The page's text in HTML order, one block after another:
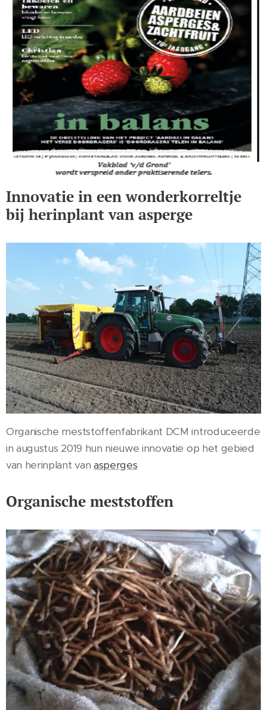
Innovatie in een wonderkorreltje
bij herinplant van asperge
Organische meststoffenfabrikant DCM introduceerde
in augustus 2019 hun nieuwe innovatie op het gebied
van herinplant van asperges
Organische meststoffen